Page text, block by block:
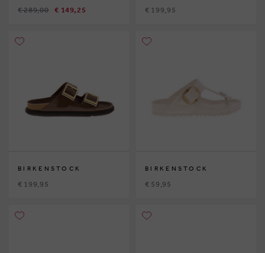
€ 289,00 € 149,25 € 199,95
BIRKENSTOCK
€ 199,95
BIRKENSTOCK
€ 59,95